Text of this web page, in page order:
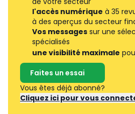
l'accès numérique à 35
à des aperçus du secteur
Vos messages sur une
spécialisés
une visibilité maximale
Faites un essai
Vous êtes déjà abonné?
Cliquez ici pour vous